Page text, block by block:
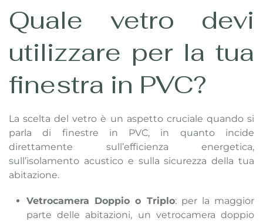
Quale vetro devi
utilizzare per la tua
finestra in PVC?
La scelta del vetro è un aspetto cruciale quando si
parla di finestre in PVC, in quanto incide
direttamente sull’efficienza energetica,
sull’isolamento acustico e sulla sicurezza della tua
abitazione.
Vetrocamera Doppio o Triplo: per la maggior
parte delle abitazioni, un vetrocamera doppio